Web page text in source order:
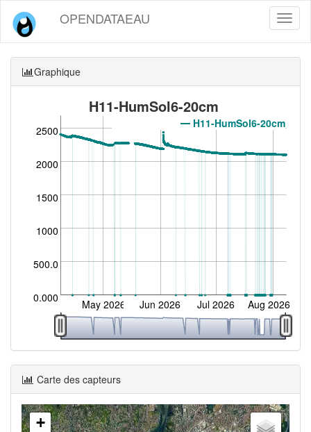
OPENDATAEAU
Graphique
H11-HumSol6-20cm
H11-HumSol6-20cm
0.000
500.0
1000
1500
2000
2500
May 2026 Jun 2026 Jul 2026 Aug 2026
Carte des capteurs
+